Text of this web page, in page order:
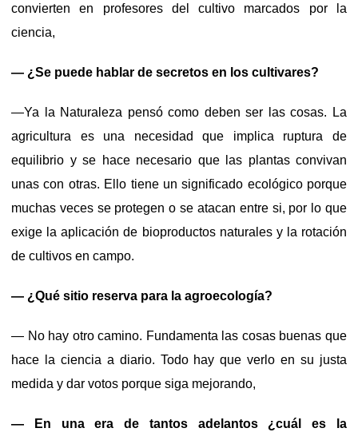
convierten en profesores del cultivo marcados por la
ciencia,
— ¿Se puede hablar de secretos en los cultivares?
—Ya la Naturaleza pensó como deben ser las cosas. La
agricultura es una necesidad que implica ruptura de
equilibrio y se hace necesario que las plantas convivan
unas con otras. Ello tiene un significado ecológico porque
muchas veces se protegen o se atacan entre si, por lo que
exige la aplicación de bioproductos naturales y la rotación
de cultivos en campo.
— ¿Qué sitio reserva para la agroecología?
— No hay otro camino. Fundamenta las cosas buenas que
hace la ciencia a diario. Todo hay que verlo en su justa
medida y dar votos porque siga mejorando,
— En una era de tantos adelantos ¿cuál es la